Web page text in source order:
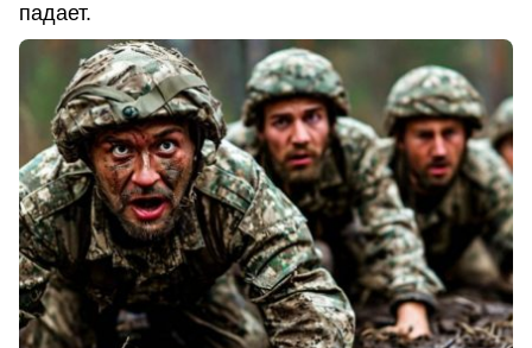
падает.